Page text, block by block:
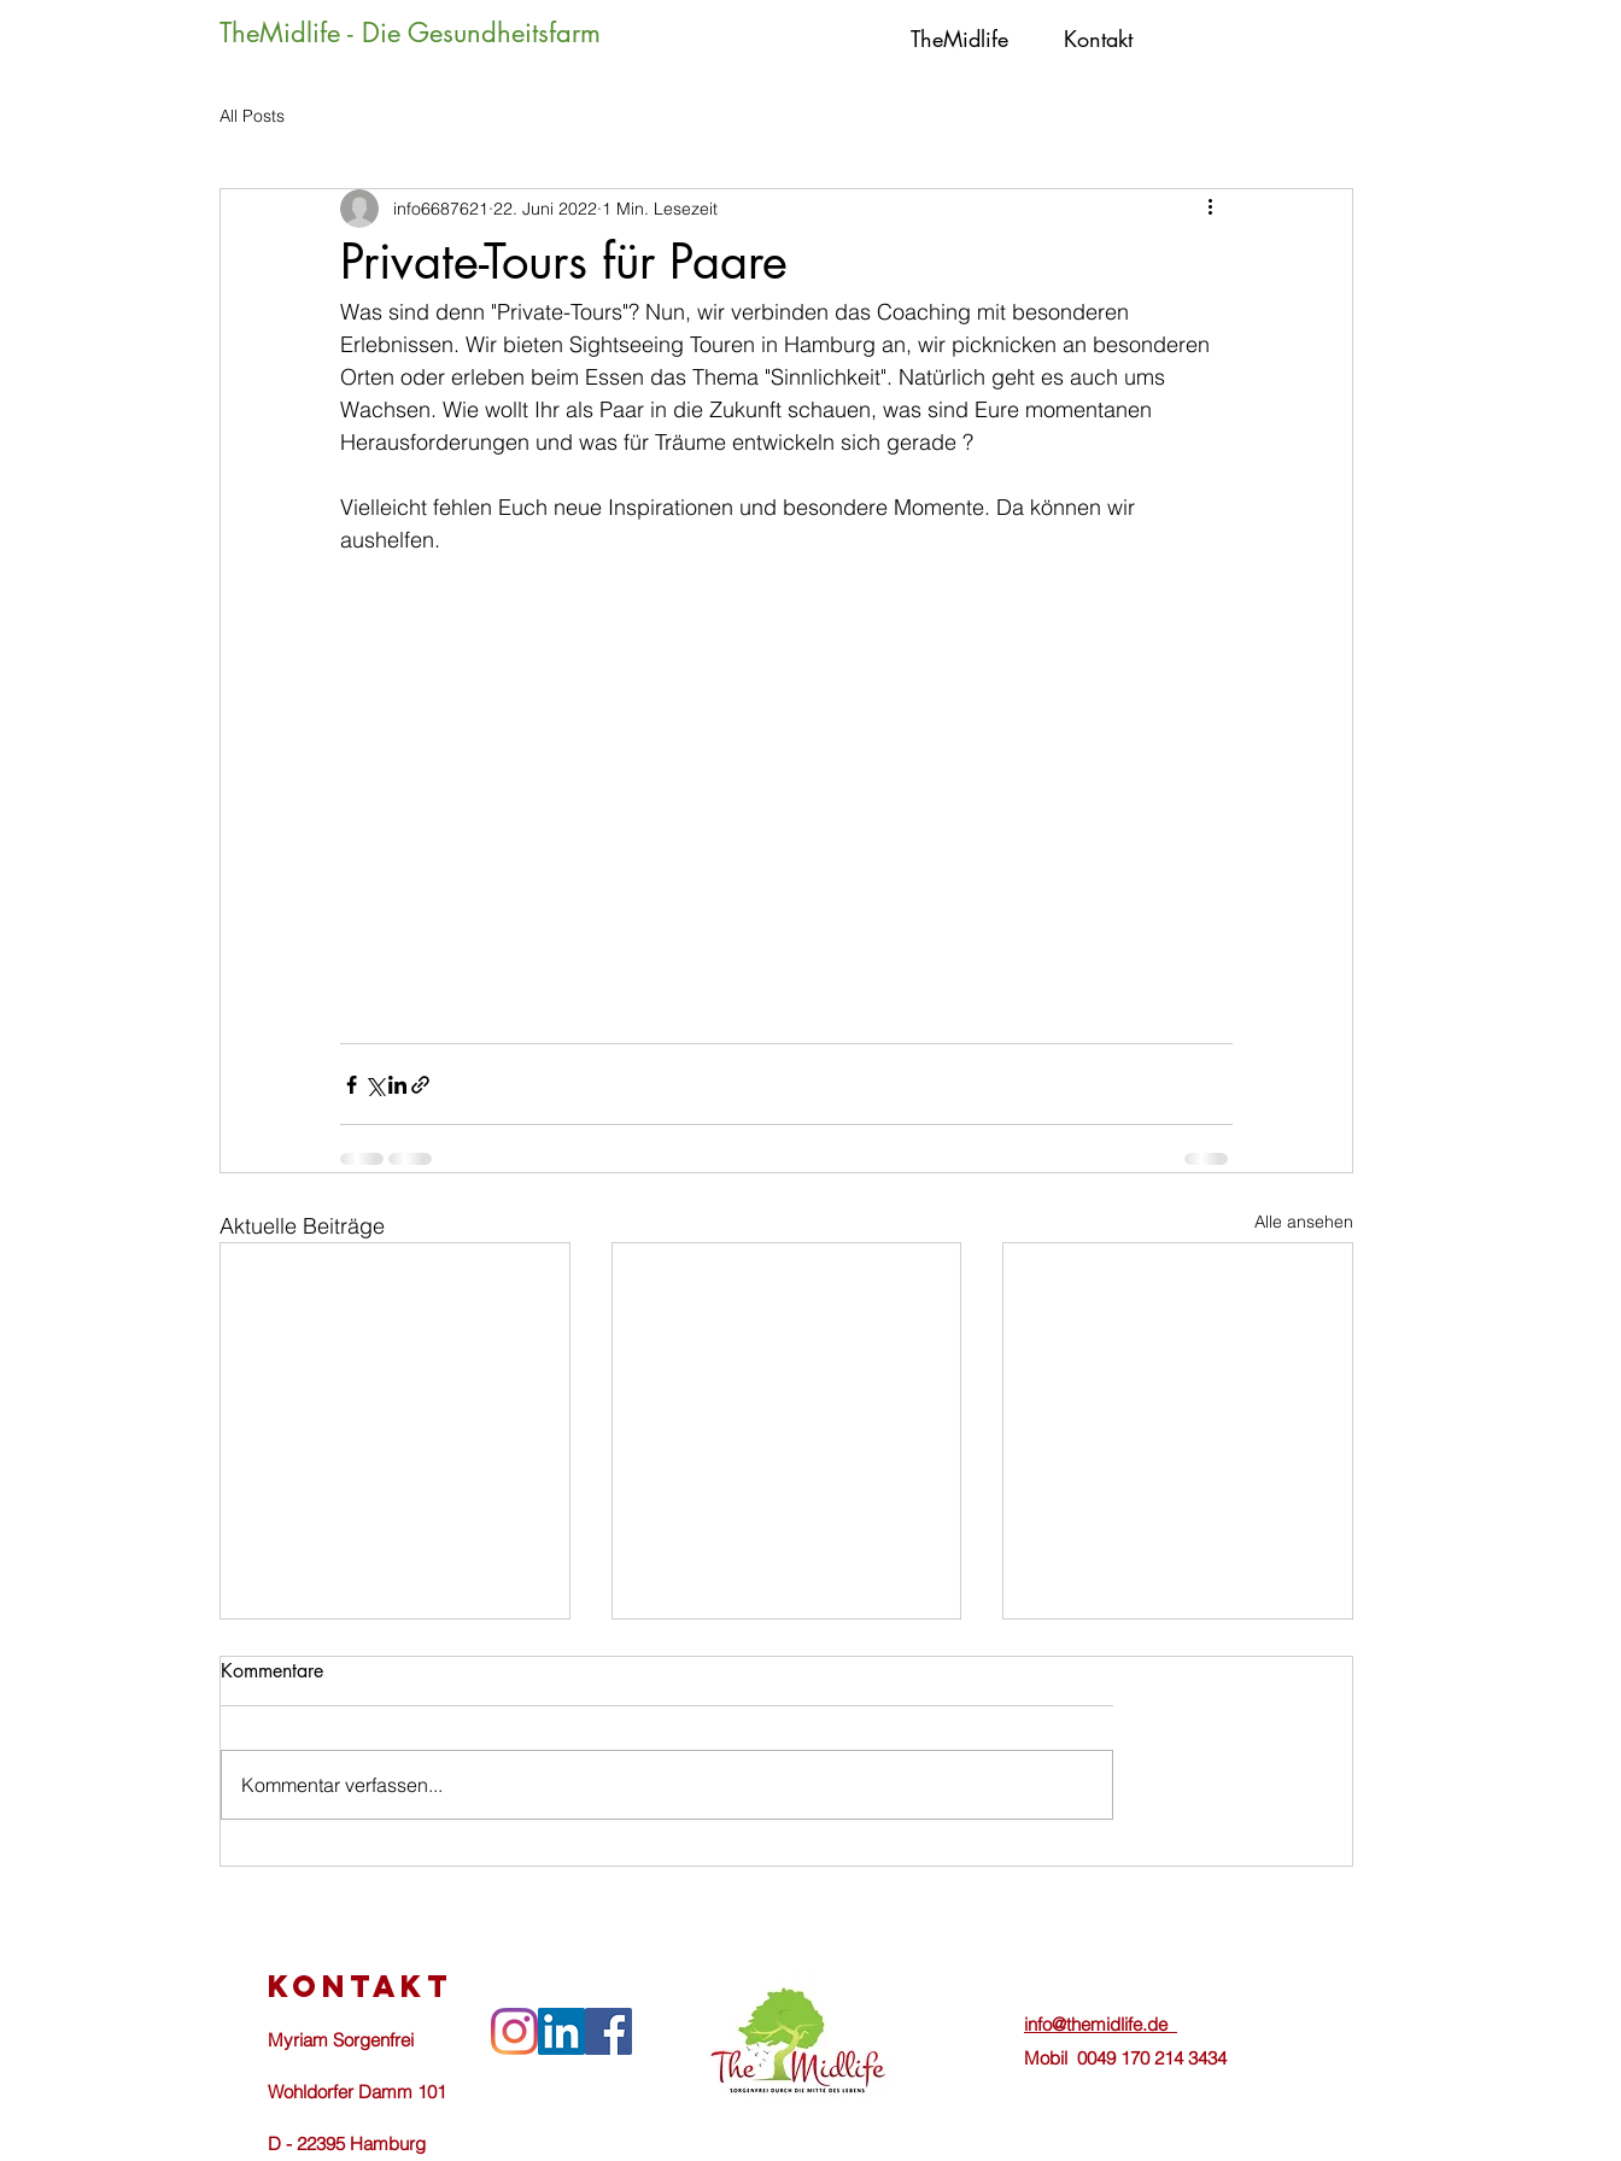
TheMidlife - Die Gesundheitsfarm TheMidlife Kontakt
All Posts
Private-Tours für Paare
info6687621 22. Juni 2022 1 Min. Lesezeit
Was sind denn "Private-Tours"? Nun, wir verbinden das Coaching mit besonderen
Erlebnissen. Wir bieten Sightseeing Touren in Hamburg an, wir picknicken an besonderen
Orten oder erleben beim Essen das Thema "Sinnlichkeit". Natürlich geht es auch ums
Wachsen. Wie wollt Ihr als Paar in die Zukunft schauen, was sind Eure momentanen
Herausforderungen und was für Träume entwickeln sich gerade ?
Vielleicht fehlen Euch neue Inspirationen und besondere Momente. Da können wir
aushelfen.
Aktuelle Beiträge Alle ansehen
Dein innerer Garten
Gynäkolog*in gesucht
Persönlichkeitsentwicklung für
Kommentare
Kommentar verfassen...
KONTAKT
Myriam Sorgenfrei
Wohldorfer Damm 101
D - 22395 Hamburg
info@themidlife.de
Mobil 0049 170 214 3434